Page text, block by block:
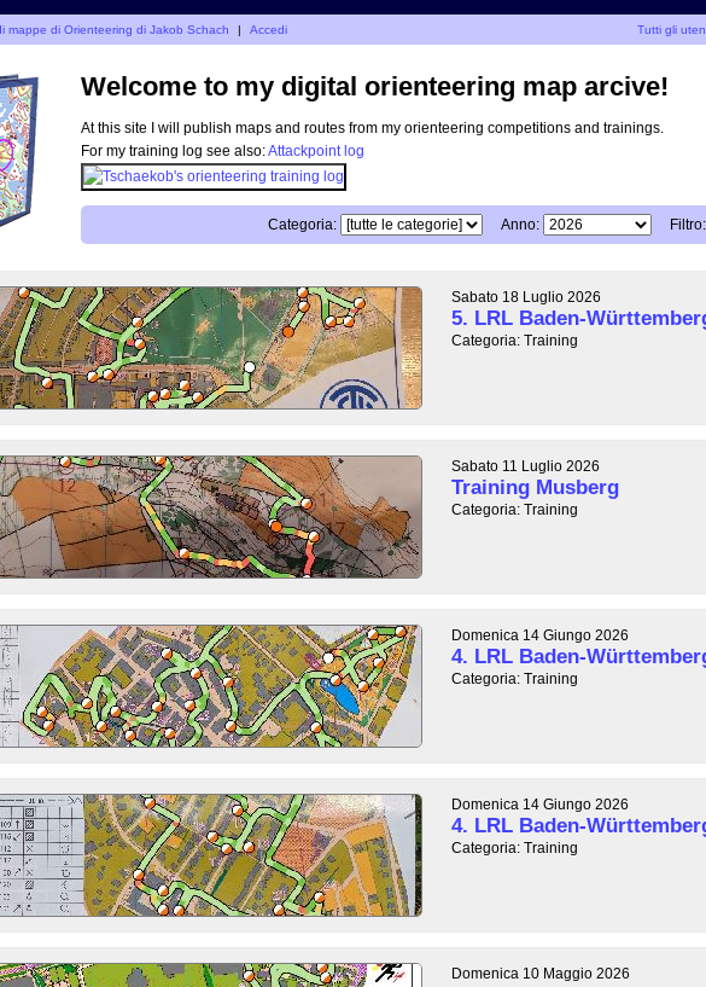
mappe di Orienteering di Jakob Schach | Accedi Tutti gli
Welcome to my digital orienteering map arcive!
At this site I will publish maps and routes from my orienteering competitions and trainings.
For my training log see also:Attackpoint log
Categoria: Anno: Filtro:
Sabato 18 Luglio 2026
5. LRL Baden-
Categoria: Training
Sabato 11 Luglio 2026
Training Musberg
Categoria: Training
Domenica 14 Giungo 2026
4. LRL Baden-
Categoria: Training
Domenica 14 Giungo 2026
4. LRL Baden-
Categoria: Training
Domenica 10 Maggio 2026